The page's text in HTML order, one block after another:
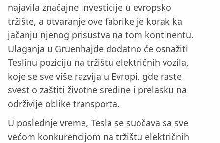
najavila značajne investicije u evropsko
tržište, a otvaranje ove fabrike je korak ka
jačanju njenog prisustva na tom kontinentu.
Ulaganja u Gruenhajde dodatno će osnažiti
Teslinu poziciju na tržištu električnih vozila,
koje se sve više razvija u Evropi, gde raste
svest o zaštiti životne sredine i prelasku na
održivije oblike transporta.
U poslednje vreme, Tesla se suočava sa sve
većom konkurencijom na tržištu električnih